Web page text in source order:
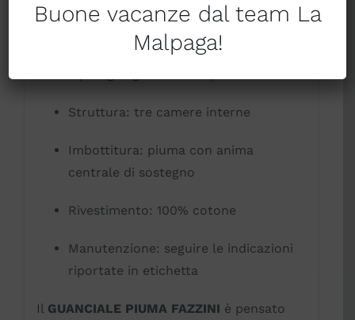
Specifiche tecniche
Struttura: tre camere interne
Imbottitura: piuma con anima
centrale di sostegno
Rivestimento: 100% cotone
Manutenzione: seguire le indicazioni
riportate in etichetta
Il GUANCIALE PIUMA FAZZINI è pensato
Buone vacanze dal team La
Malpaga!